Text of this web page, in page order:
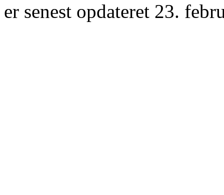
er senest opdateret 23.